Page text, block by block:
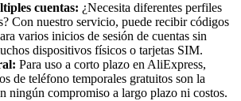
cuentas: ¿Necesita diferentes perfiles
Con nuestro servicio, puede recibir códigos
varios inicios de sesión de cuentas sin
dispositivos físicos o tarjetas SIM.
Para uso a corto plazo en AliExpress,
de teléfono temporales gratuitos son la
ningún compromiso a largo plazo ni costos.